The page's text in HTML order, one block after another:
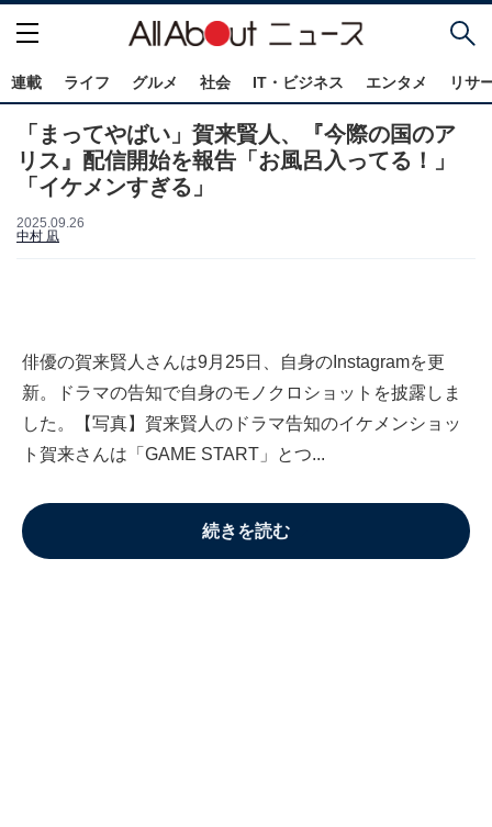
連載 ライフ グルメ 社会 IT・ビジネス エンタメ リサ
「まってやばい」賀来賢人、『今際の国のア
リス』配信開始を報告「お風呂入ってる！」
「イケメンすぎる」
2025.09.26
中村 凪
俳優の賀来賢人さんは9月25日、自身のInstagramを更
新。ドラマの告知で自身のモノクロショットを披露しま
した。【写真】賀来賢人のドラマ告知のイケメンショッ
ト賀来さんは「GAME START」とつ...
続きを読む